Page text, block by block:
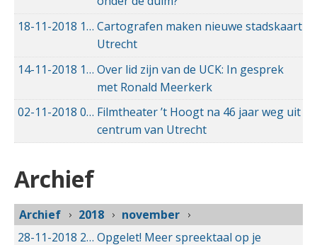
18-11-2018 18-11-2018 12:42
Cartografen maken nieuwe stadskaart
Utrecht
14-11-2018 14-11-2018 14:38
Over lid zijn van de UCK: In gesprek
met Ronald Meerkerk
02-11-2018 02-11-2018 17:16
Filmtheater ’t Hoogt na 46 jaar weg uit
centrum van Utrecht
Archief
Archief 2018
november
28-11-2018 28-11-2018 14:50
Opgelet! Meer spreektaal op je